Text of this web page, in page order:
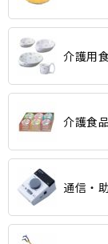
介護用
介護食品
通信・